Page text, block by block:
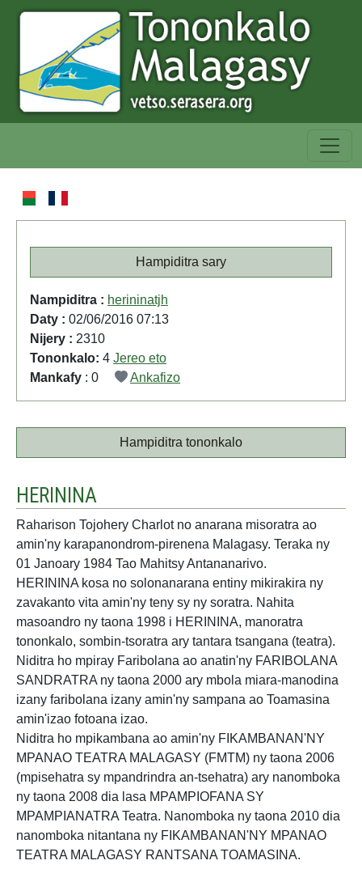
Hampiditra sary
Nampiditra : herininatjh
Daty : 02/06/2016 07:13
Nijery : 2310
Tononkalo: 4 Jereo eto
Mankafy : 0 Ankafizo
Hampiditra tononkalo
HERININA
Raharison Tojohery Charlot no anarana misoratra ao
amin'ny karapanondrom-pirenena Malagasy. Teraka ny
01 Janoary 1984 Tao Mahitsy Antananarivo.
HERININA kosa no solonanarana entiny mikirakira ny
zavakanto vita amin'ny teny sy ny soratra. Nahita
masoandro ny taona 1998 i HERININA, manoratra
tononkalo, sombin-tsoratra ary tantara tsangana (teatra).
Niditra ho mpiray Faribolana ao anatin'ny FARIBOLANA
SANDRATRA ny taona 2000 ary mbola miara-manodina
izany faribolana izany amin'ny sampana ao Toamasina
amin'izao fotoana izao.
Niditra ho mpikambana ao amin'ny FIKAMBANAN'NY
MPANAO TEATRA MALAGASY (FMTM) ny taona 2006
(mpisehatra sy mpandrindra an-tsehatra) ary nanomboka
ny taona 2008 dia lasa MPAMPIOFANA SY
MPAMPIANATRA Teatra. Nanomboka ny taona 2010 dia
nanomboka nitantana ny FIKAMBANAN'NY MPANAO
TEATRA MALAGASY RANTSANA TOAMASINA.